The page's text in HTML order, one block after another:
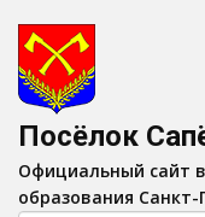
Посёлок
Официальный сайт
образования Санкт-